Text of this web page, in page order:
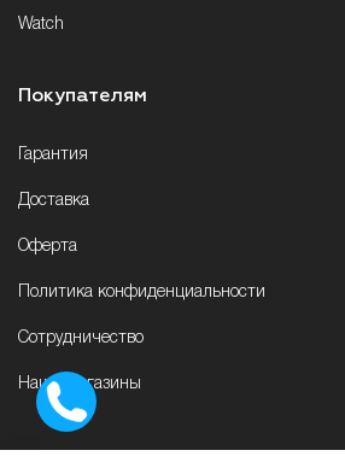
Watch
Покупателям
Гарантия
Доставка
Оферта
Политика конфиденциальности
Сотрудничество
Наши магазины